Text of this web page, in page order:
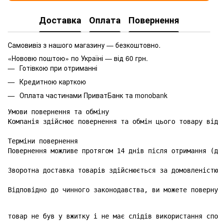
Доставка Оплата Повернення
Самовивіз з нашого магазину — безкоштовно.
«Нововю поштою» по Україні — від 60 грн.
Готівкою при отриманні
Кредитною карткою
Оплата частинами ПриватБанк та monobank
Умови повернення та обміну
Компанія здійснює повернення та обмін цього товару
Терміни повернення
Повернення можливе протягом 14 днів після отримання
Зворотна доставка товарів здійснюється за
Відповідно до чинного законодавства, ви можете
товар не був у вжитку і не має слідів використання